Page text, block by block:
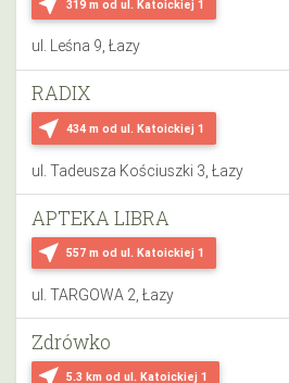
319 m od ul. Katoickiej 1
ul. Leśna 9, Łazy
near_me 434 m od ul. Katoickiej 1
RADIX
ul. Tadeusza Kościuszki 3, Łazy
near_me 557 m od ul. Katoickiej 1
APTEKA LIBRA
ul. TARGOWA 2, Łazy
near_me 5.3 km od ul. Katoickiej 1
Zdrówko